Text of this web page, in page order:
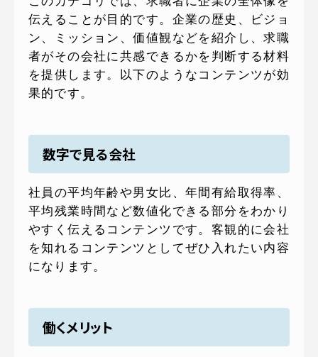
伝えることが目的です。企業の歴史、ビジョ
ン、ミッション、価値観などを紹介し、求職
者がその会社に共感できるかを判断する材料
を提供します。以下のようなコンテンツが効
果的です。
数字で見る会社
社員の平均年齢や男女比、年間有給取得率、
平均残業時間など数値化できる部分をわかり
やすく伝えるコンテンツです。客観的に会社
を知れるコンテンツとしてぜひ入れたい内容
になります。
働くメリット